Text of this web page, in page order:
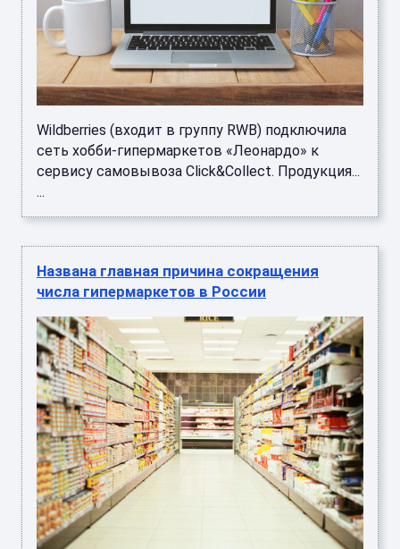
Wildberries (входит в группу RWB) подключила
сеть хобби-гипермаркетов «Леонардо» к
сервису самовывоза Click&Collect. Продукция...
...
Названа главная причина сокращения
числа гипермаркетов в России